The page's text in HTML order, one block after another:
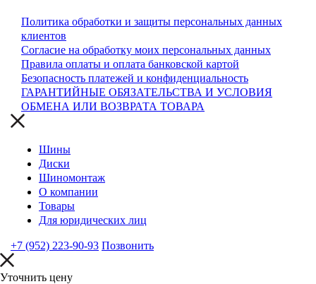
Политика обработки и защиты персональных данных
клиентов
Согласие на обработку моих персональных данных
Правила оплаты и оплата банковской картой
Безопасность платежей и конфиденциальность
ГАРАНТИЙНЫЕ ОБЯЗАТЕЛЬСТВА И УСЛОВИЯ
ОБМЕНА ИЛИ ВОЗВРАТА ТОВАРА
Шины
Диски
Шиномонтаж
О компании
Товары
Для юридических лиц
+7 (952) 223-90-93 Позвонить
Уточнить цену